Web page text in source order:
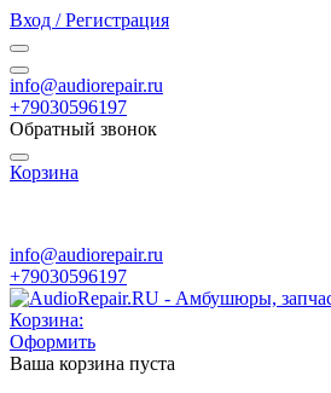
Вход / Регистрация
info@audiorepair.ru
+79030596197
Обратный звонок
Корзина
info@audiorepair.ru
+79030596197
Корзина:
Оформить
Ваша корзина пуста